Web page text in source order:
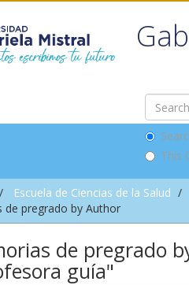
This
Escuela de Ciencias de la Salud
de pregrado by Author
de pregrado
guía"